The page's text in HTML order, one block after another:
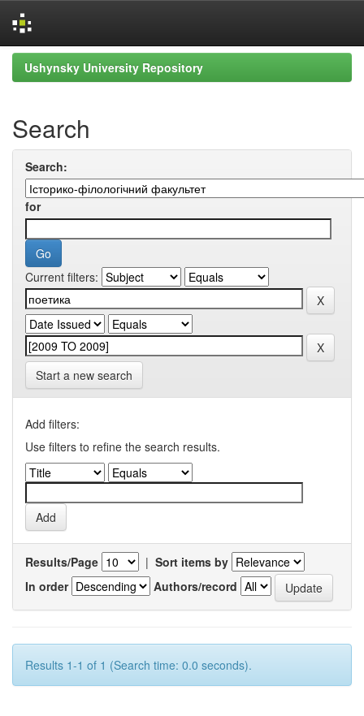
Skip
navigation
Ushynsky University Repository
Search
Search:
for
Current filters:
Start a new search
Add filters:
Use filters to refine the search results.
Results/Page | Sort items by
In order
Authors/record
Results 1-1 of 1 (Search time: 0.0 seconds).